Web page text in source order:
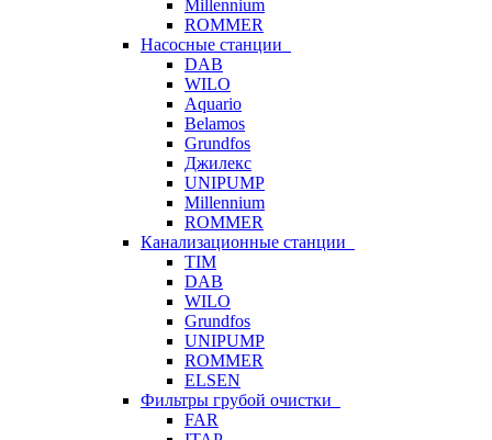
Millennium
ROMMER
Насосные станции
DAB
WILO
Aquario
Belamos
Grundfos
Джилекс
UNIPUMP
Millennium
ROMMER
Канализационные станции
TIM
DAB
WILO
Grundfos
UNIPUMP
ROMMER
ELSEN
Фильтры грубой очистки
FAR